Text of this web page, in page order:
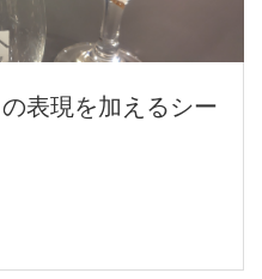
表現を加えるシー